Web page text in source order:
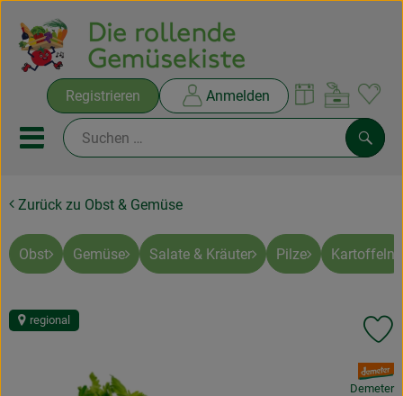
Registrieren Anmelden
Mobiles Menu öffnen oder
Ökokisten
Rezepte
Ökokisten
Zurück zu Obst & Gemüse
Obst Gemüse Salate & Kräuter Pilze Kartoffeln
regional
, Verband:
Demeter